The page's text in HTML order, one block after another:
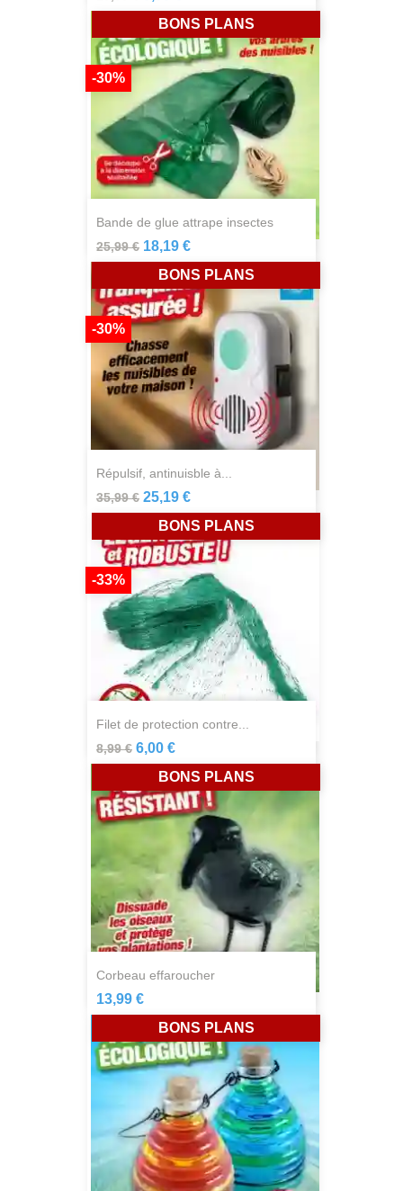
bande de glue attrape insectes
25,99 €
-30%
18,19 €
BONS PLANS
répulsif, antinuisble à...
35,99 €
-30%
25,19 €
BONS PLANS
filet de protection contre...
8,99 €
-33%
6,00 €
BONS PLANS
corbeau effaroucher
13,99 €
BONS PLANS
BONS PLANS